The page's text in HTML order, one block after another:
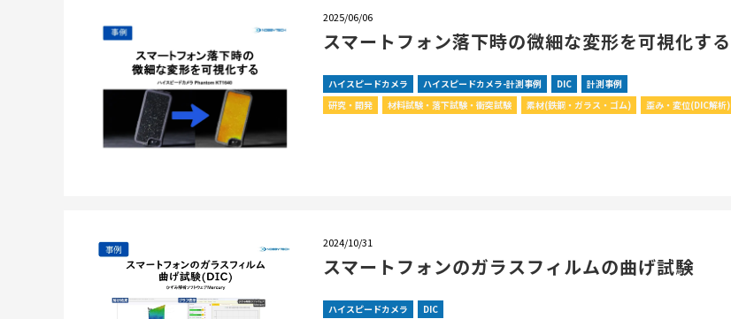
2025/06/06
スマートフォン落下時の微細な変形を可視化する
ハイスピードカメラ ハイスピードカメラ-計測事例 DIC
計測事例
研究・開発
材料試験・落下試験・衝突試験 素材(鉄鋼・ガラス・ゴム) 歪み・変位(DIC解析)
2024/10/31
スマートフォンのガラスフィルムの曲げ試験
ハイスピードカメラ
DIC